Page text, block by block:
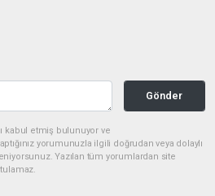
Gönder
kabul etmiş bulunuyor ve
yorumunuzla ilgili doğrudan veya dolaylı
Yazılan tüm yorumlardan site